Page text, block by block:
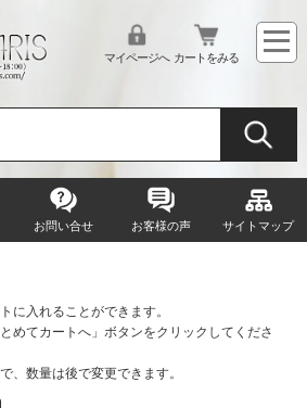
マイページへ カートをみる
お問い合せ お客様の声 サイトマップ
に入れることができます。
めてカートへ」ボタンをクリックしてくださ
、数量は後で変更できます。